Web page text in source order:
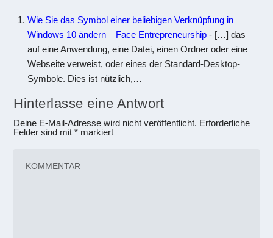
Wie Sie das Symbol einer beliebigen Verknüpfung in
Windows 10 ändern – Face Entrepreneurship- […] das
auf eine Anwendung, eine Datei, einen Ordner oder eine
Webseite verweist, oder eines der Standard-Desktop-
Symbole. Dies ist nützlich,…
Hinterlasse eine Antwort
Deine E-Mail-Adresse wird nicht veröffentlicht. Erforderliche
Felder sind mit* markiert